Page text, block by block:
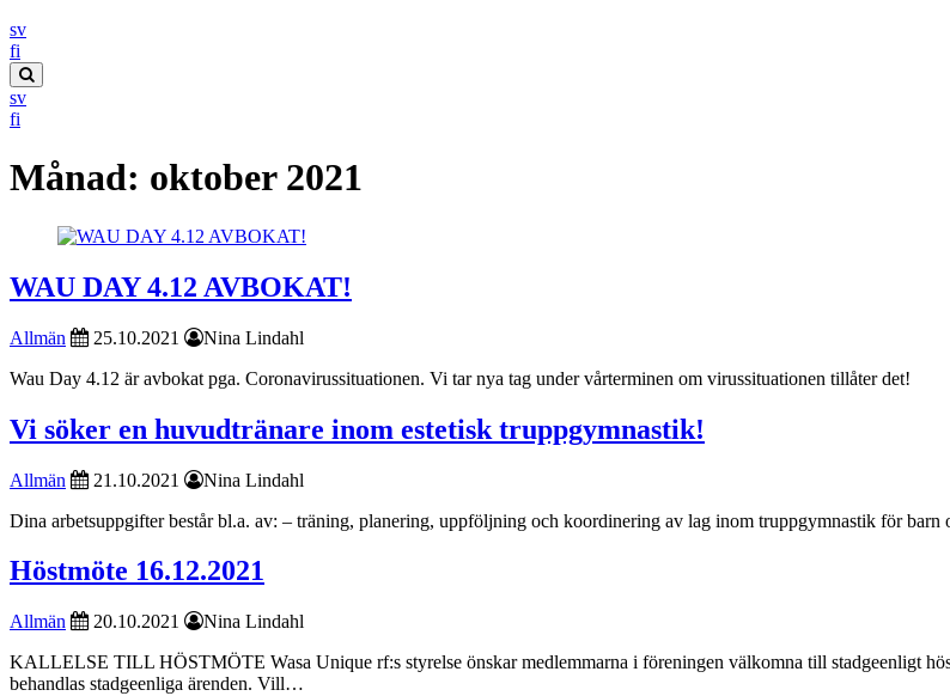
sv
fi
Search
this
sv
fi
Månad: oktober 2021
WAU DAY 4.12 AVBOKAT!
Allmän 25.10.2021
Nina Lindahl
Wau Day 4.12 är avbokat pga. Coronavirussituationen. Vi tar nya tag under vårterminen om virussituationen tillåter det!
Vi söker en huvudtränare inom estetisk truppgymnastik!
Allmän 21.10.2021
Nina Lindahl
Dina arbetsuppgifter består bl.a. av: – träning, planering, uppföljning och koordinering av lag inom truppgymnastik för
Höstmöte 16.12.2021
Allmän 20.10.2021
Nina Lindahl
KALLELSE TILL HÖSTMÖTE Wasa Unique rf:s styrelse önskar medlemmarna i föreningen välkomna till stadgeenligt
behandlas stadgeenliga ärenden. Vill…